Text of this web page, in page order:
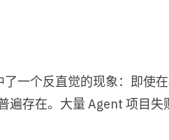
一个反直觉的现象：即使
存在。大量 Agent 项目失